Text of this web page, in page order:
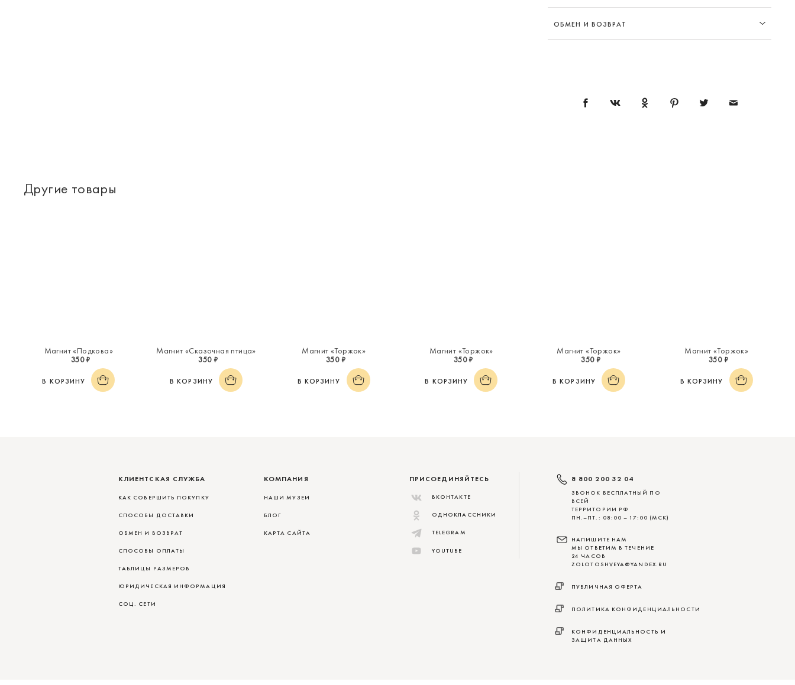
ОБМЕН И ВОЗВРАТ
Другие товары
Магнит «Подкова»
350 ₽
В КОРЗИНУ
Магнит «Сказочная птица»
350 ₽
В КОРЗИНУ
Магнит «Торжок»
350 ₽
В КОРЗИНУ
Магнит «Торжок»
350 ₽
В КОРЗИНУ
Магнит «Торжок»
350 ₽
В КОРЗИНУ
Магнит «Торжок»
350 ₽
В КОРЗИНУ
ПРИСОЕДИНЯЙТЕСЬ
ВКОНТАКТЕ
ОДНОКЛАССНИКИ
TELEGRAM
YOUTUBE
8 800 200 32 04
ЗВОНОК БЕСПЛАТНЫЙ ПО
ВСЕЙ
ТЕРРИТОРИИ РФ
ПН.–ПТ.: 08:00 – 17:00 (МСК)
НАПИШИТЕ НАМ
МЫ ОТВЕТИМ В ТЕЧЕНИЕ
24 ЧАСОВ
ZOLOTOSHVEYA@YANDEX.RU
ПУБЛИЧНАЯ ОФЕРТА
ПОЛИТИКА КОНФИДЕНЦИАЛЬНОСТИ
КОНФИДЕНЦИАЛЬНОСТЬ И
ЗАЩИТА ДАННЫХ
КЛИЕНТСКАЯ СЛУЖБА
КАК СОВЕРШИТЬ ПОКУПКУ
СПОСОБЫ ДОСТАВКИ
ОБМЕН И ВОЗВРАТ
СПОСОБЫ ОПЛАТЫ
ТАБЛИЦЫ РАЗМЕРОВ
ЮРИДИЧЕСКАЯ ИНФОРМАЦИЯ
СОЦ. СЕТИ
КОМПАНИЯ
НАШИ МУЗЕИ
БЛОГ
КАРТА САЙТА